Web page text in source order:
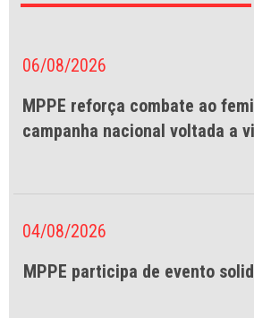
06/08/2026
MPPE reforça combate ao
campanha nacional voltada a
04/08/2026
MPPE participa de evento